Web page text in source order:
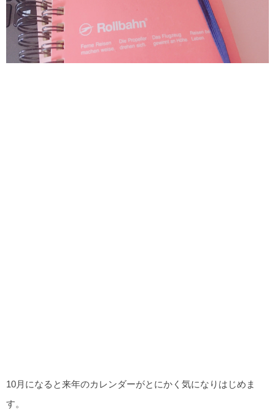
10月になると来年のカレンダーがとにかく気になりはじめま
す。